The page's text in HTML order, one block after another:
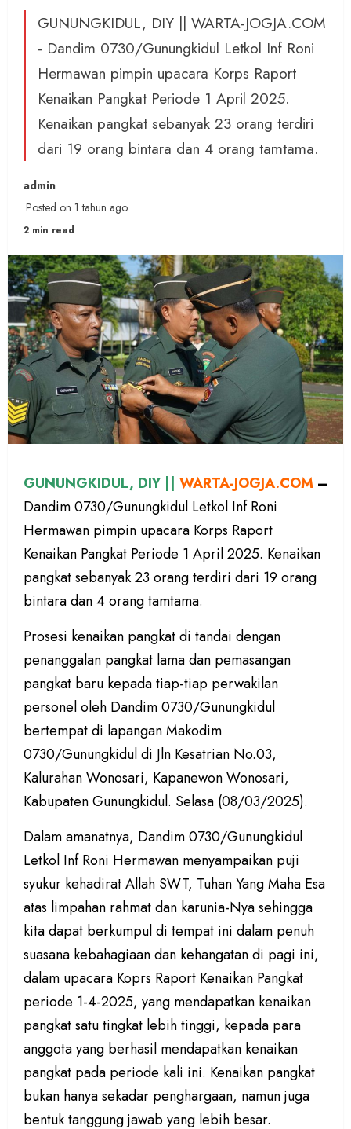
GUNUNGKIDUL, DIY || WARTA-JOGJA.COM
- Dandim 0730/Gunungkidul Letkol Inf Roni
Hermawan pimpin upacara Korps Raport
Kenaikan Pangkat Periode 1 April 2025.
Kenaikan pangkat sebanyak 23 orang terdiri
dari 19 orang bintara dan 4 orang tamtama.
admin
Posted on 1 tahun ago
2 min read
GUNUNGKIDUL, DIY || WARTA-JOGJA.COM –
Dandim 0730/Gunungkidul Letkol Inf Roni
Hermawan pimpin upacara Korps Raport
Kenaikan Pangkat Periode 1 April 2025. Kenaikan
pangkat sebanyak 23 orang terdiri dari 19 orang
bintara dan 4 orang tamtama.
Prosesi kenaikan pangkat di tandai dengan
penanggalan pangkat lama dan pemasangan
pangkat baru kepada tiap-tiap perwakilan
personel oleh Dandim 0730/Gunungkidul
bertempat di lapangan Makodim
0730/Gunungkidul di Jln Kesatrian No.03,
Kalurahan Wonosari, Kapanewon Wonosari,
Kabupaten Gunungkidul. Selasa (08/03/2025).
Dalam amanatnya, Dandim 0730/Gunungkidul
Letkol Inf Roni Hermawan menyampaikan puji
syukur kehadirat Allah SWT, Tuhan Yang Maha Esa
atas limpahan rahmat dan karunia-Nya sehingga
kita dapat berkumpul di tempat ini dalam penuh
suasana kebahagiaan dan kehangatan di pagi ini,
dalam upacara Koprs Raport Kenaikan Pangkat
periode 1-4-2025, yang mendapatkan kenaikan
pangkat satu tingkat lebih tinggi, kepada para
anggota yang berhasil mendapatkan kenaikan
pangkat pada periode kali ini. Kenaikan pangkat
bukan hanya sekadar penghargaan, namun juga
bentuk tanggung jawab yang lebih besar.